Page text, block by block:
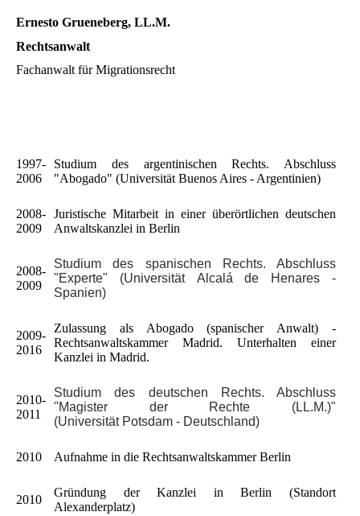
Ernesto Grueneberg, LL.M.
Rechtsanwalt
Fachanwalt für Migrationsrecht
1997-
2006
Studium des argentinischen Rechts. Abschluss
"Abogado" (Universität Buenos Aires - Argentinien)
2008-
2009
Juristische Mitarbeit in einer überörtlichen deutschen
Anwaltskanzlei in Berlin
2008-
2009
Studium des spanischen Rechts. Abschluss
"Experte" (Universität Alcalá de Henares -
Spanien)
2009-
2016
Zulassung als Abogado (spanischer Anwalt) -
Rechtsanwaltskammer Madrid. Unterhalten einer
Kanzlei in Madrid.
2010-
2011
Studium des deutschen Rechts. Abschluss
"Magister der Rechte (LL.M.)"
(Universität Potsdam - Deutschland)
2010 Aufnahme in die Rechtsanwaltskammer Berlin
2010
Gründung der Kanzlei in Berlin (Standort
Alexanderplatz)